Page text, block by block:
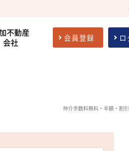
不動産
会社
会員登録
仲介手数料無料・半額・割